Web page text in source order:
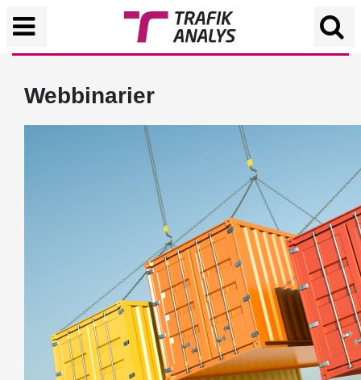
Webbinarier